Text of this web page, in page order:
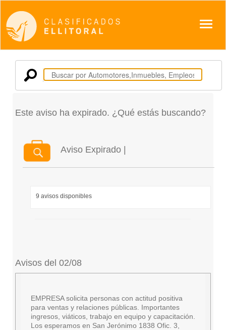
Este aviso ha expirado. ¿Qué estás buscando?
Aviso Expirado |
9 avisos disponibles
Avisos del 02/08
EMPRESA solicita personas con actitud positiva
para ventas y relaciones públicas. Importantes
ingresos, viáticos, trabajo en equipo y capacitación.
Los esperamos en San Jerónimo 1838 Ofic. 3,